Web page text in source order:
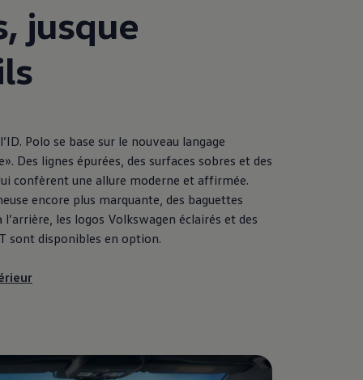
jusque
Polo se base sur le nouveau langage
Des lignes épurées, des surfaces sobres et des
confèrent une allure moderne et affirmée.
encore plus marquante, des baguettes
les logos Volkswagen éclairés et des
sont disponibles en option.